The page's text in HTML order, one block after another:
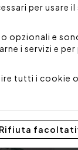
per usare
opzionali e
i servizi e
tutti i cookie
Rifiuta